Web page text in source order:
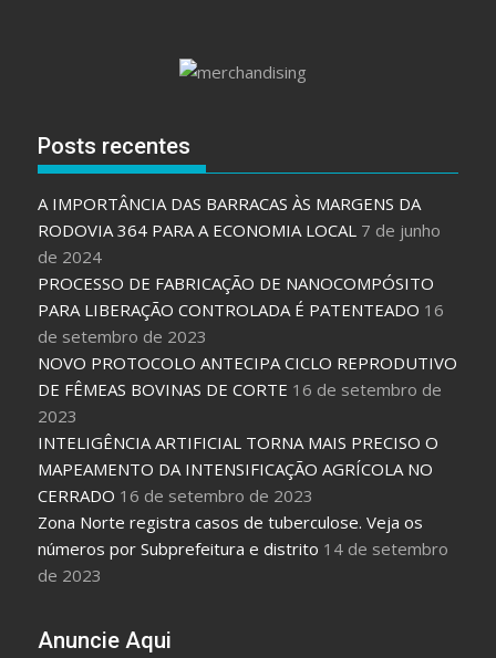
Posts recentes
A IMPORTÂNCIA DAS BARRACAS ÀS MARGENS DA
RODOVIA 364 PARA A ECONOMIA LOCAL 7 de junho
de 2024
PROCESSO DE FABRICAÇÃO DE NANOCOMPÓSITO
PARA LIBERAÇÃO CONTROLADA É PATENTEADO 16
de setembro de 2023
NOVO PROTOCOLO ANTECIPA CICLO REPRODUTIVO
DE FÊMEAS BOVINAS DE CORTE 16 de setembro de
2023
INTELIGÊNCIA ARTIFICIAL TORNA MAIS PRECISO O
MAPEAMENTO DA INTENSIFICAÇÃO AGRÍCOLA NO
CERRADO 16 de setembro de 2023
Zona Norte registra casos de tuberculose. Veja os
números por Subprefeitura e distrito 14 de setembro
de 2023
Anuncie Aqui